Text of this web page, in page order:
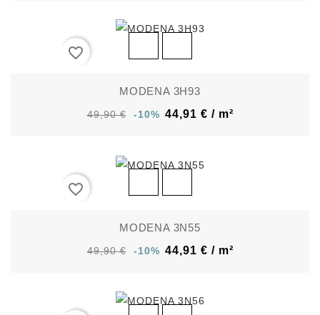
favorite_border
MODENA 3H93
49,90 € -10% 44,91 € / m²
favorite_border
MODENA 3N55
49,90 € -10% 44,91 € / m²